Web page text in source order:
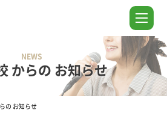
NEWS
からの お知らせ
の お知らせ